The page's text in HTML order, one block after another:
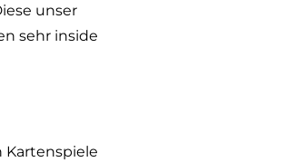
unser
sehr inside
Kartenspiele